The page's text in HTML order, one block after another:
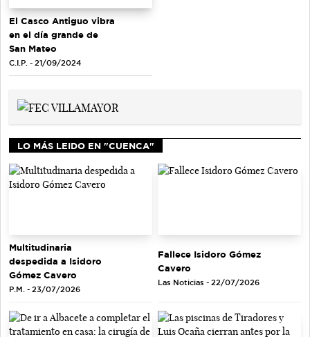
El Casco Antiguo vibra
en el día grande de
San Mateo
C.I.P. - 21/09/2024
LO MÁS LEIDO EN "CUENCA"
Multitudinaria
despedida a Isidoro
Gómez Cavero
P.M. - 23/07/2026
Fallece Isidoro Gómez
Cavero
Las Noticias - 22/07/2026